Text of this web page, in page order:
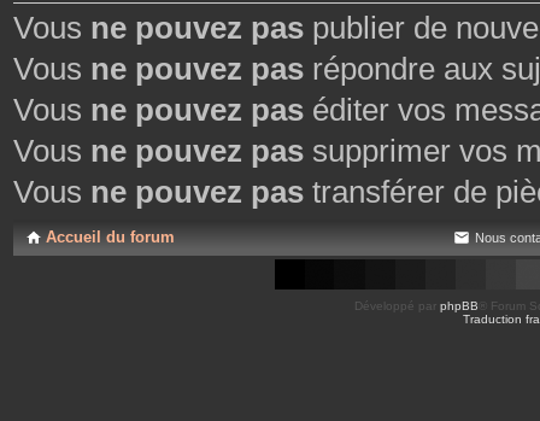
Vous ne pouvez pas publier de
Vous ne pouvez pas répondre aux
Vous ne pouvez pas éditer vos
Vous ne pouvez pas supprimer vos
Vous ne pouvez pas transférer de
Accueil du forum Nous
Développé par phpBB ® Forum
Traduction